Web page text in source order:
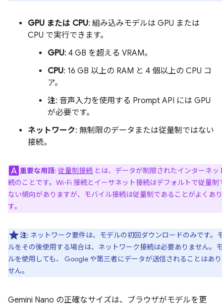
GPU または CPU: 組み込みモデルは GPU または
CPU で実行できます。
GPU: 4 GB を超える VRAM。
CPU: 16 GB 以上の RAM と 4 個以上の CPU コ
ア。
注: 音声入力を使用する Prompt API には GPU
が必要です。
ネットワーク: 無制限のデータまたは従量制ではない
接続。
重要な用語: 従量制接続とは、データが制限されたインターネッ
続のことです。Wi-Fi 接続とイーサネット接続はデフォルトで従量制
ない傾向がありますが、モバイル接続は従量制であることがよくあ
す。
注: ネットワーク要件は、モデルの初回ダウンロードのみです。
ルをその後使用する場合は、ネットワーク接続は必要ありません。
ルを使用しても、 Google や第三者にデータが送信されることはあ
せん。
Gemini Nano の正確なサイズは、ブラウザがモデルを更